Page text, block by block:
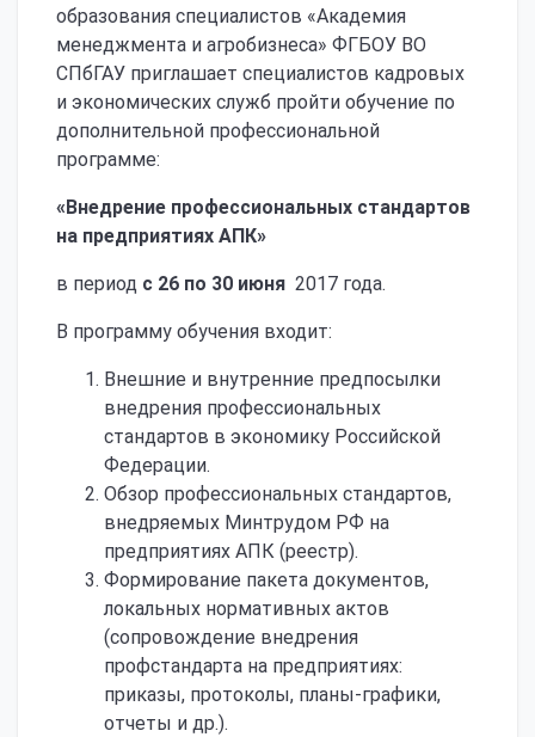
образования специалистов «Академия
менеджмента и агробизнеса» ФГБОУ ВО
СПбГАУ приглашает специалистов кадровых
и экономических служб пройти обучение по
дополнительной профессиональной
программе:
«Внедрение профессиональных стандартов
на предприятиях АПК»
в период с 26 по 30 июня 2017 года.
В программу обучения входит:
Внешние и внутренние предпосылки
внедрения профессиональных
стандартов в экономику Российской
Федерации.
Обзор профессиональных стандартов,
внедряемых Минтрудом РФ на
предприятиях АПК (реестр).
Формирование пакета документов,
локальных нормативных актов
(сопровождение внедрения
профстандарта на предприятиях:
приказы, протоколы, планы-графики,
отчеты и др.).